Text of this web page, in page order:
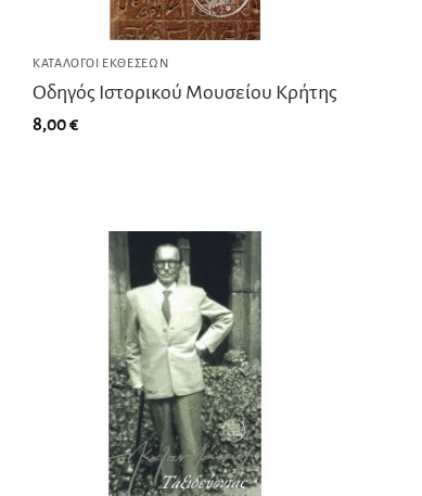
ΚΑΤΆΛΟΓΟΙ ΕΚΘΈΣΕΩΝ
Οδηγός Ιστορικού Μουσείου Κρήτης
8,00€